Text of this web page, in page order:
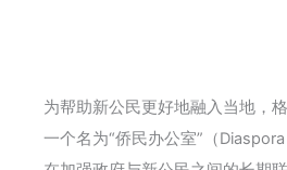
为帮助新公民更好地融入当地，
一个名为“侨民办公室”（